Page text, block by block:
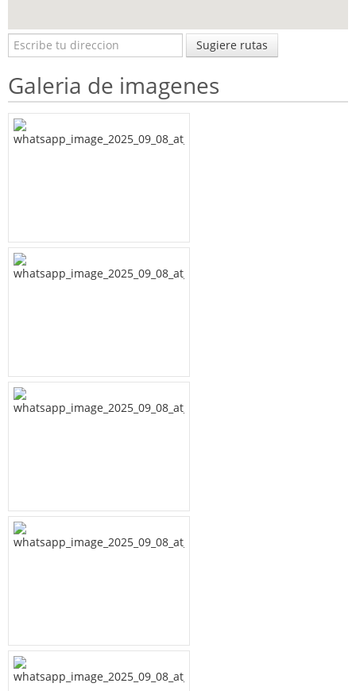
Sugiere rutas
Galeria de imagenes